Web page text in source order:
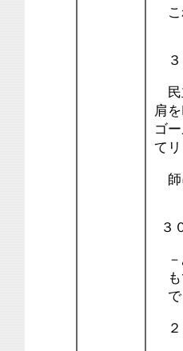
こ
３
民
肩
ゴ
て
師
３
－
も
で
２